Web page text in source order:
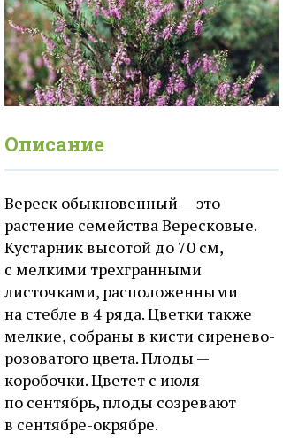
Описание
Вереск обыкновенный — это
растение семейства Вересковые.
Кустарник высотой до 70 см,
с мелкими трехгранными
листочками, расположенными
на стебле в 4 ряда. Цветки также
мелкие, собраны в кисти сиренево-
розоватого цвета. Плоды —
коробочки. Цветет с июля
по сентябрь, плоды созревают
в сентябре-окрябре.